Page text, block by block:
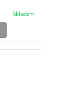
Skladem